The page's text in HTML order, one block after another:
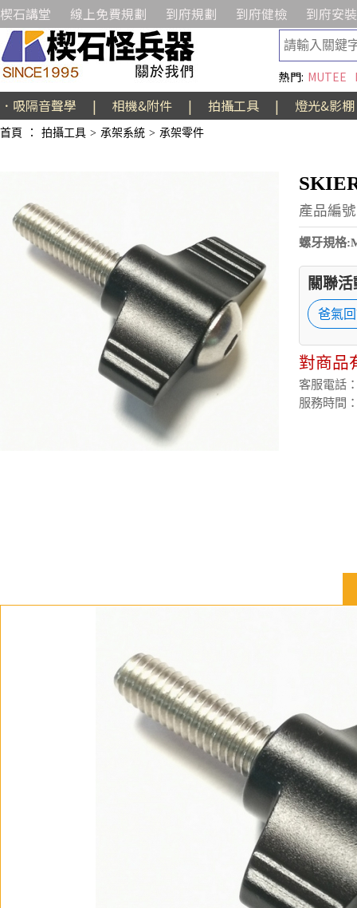
楔石講堂 線上免費規劃 到府規劃 到府健檢 到府安裝
熱門: MUTEE
．吸隔音聲學 | 相機&附件 | 拍攝工具 | 燈光&影棚
首頁 ： 拍攝工具 > 承架系統 > 承架零件
產品編
螺牙規格
關聯
爸氣
對商品
客服電話
服務時間